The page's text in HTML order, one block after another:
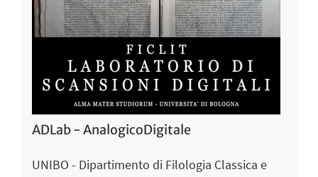
ADLab - AnalogicoDigitale
UNIBO - Dipartimento di Filologia Classica e